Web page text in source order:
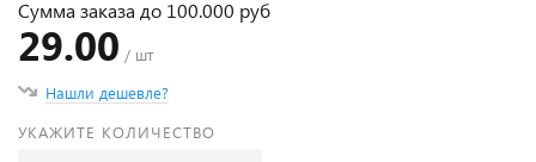
Сумма заказа до 100.000 руб
29.00 / шт
Нашли дешевле?
УКАЖИТЕ КОЛИЧЕСТВО